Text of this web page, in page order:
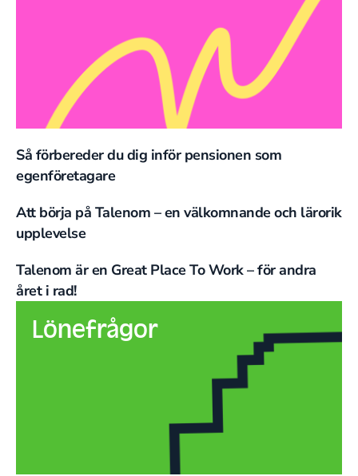
Så förbereder du dig inför pensionen som
egenföretagare
Att börja på Talenom – en välkomnande och lärorik
upplevelse
Talenom är en Great Place To Work – för andra
året i rad!
Lönefrågor